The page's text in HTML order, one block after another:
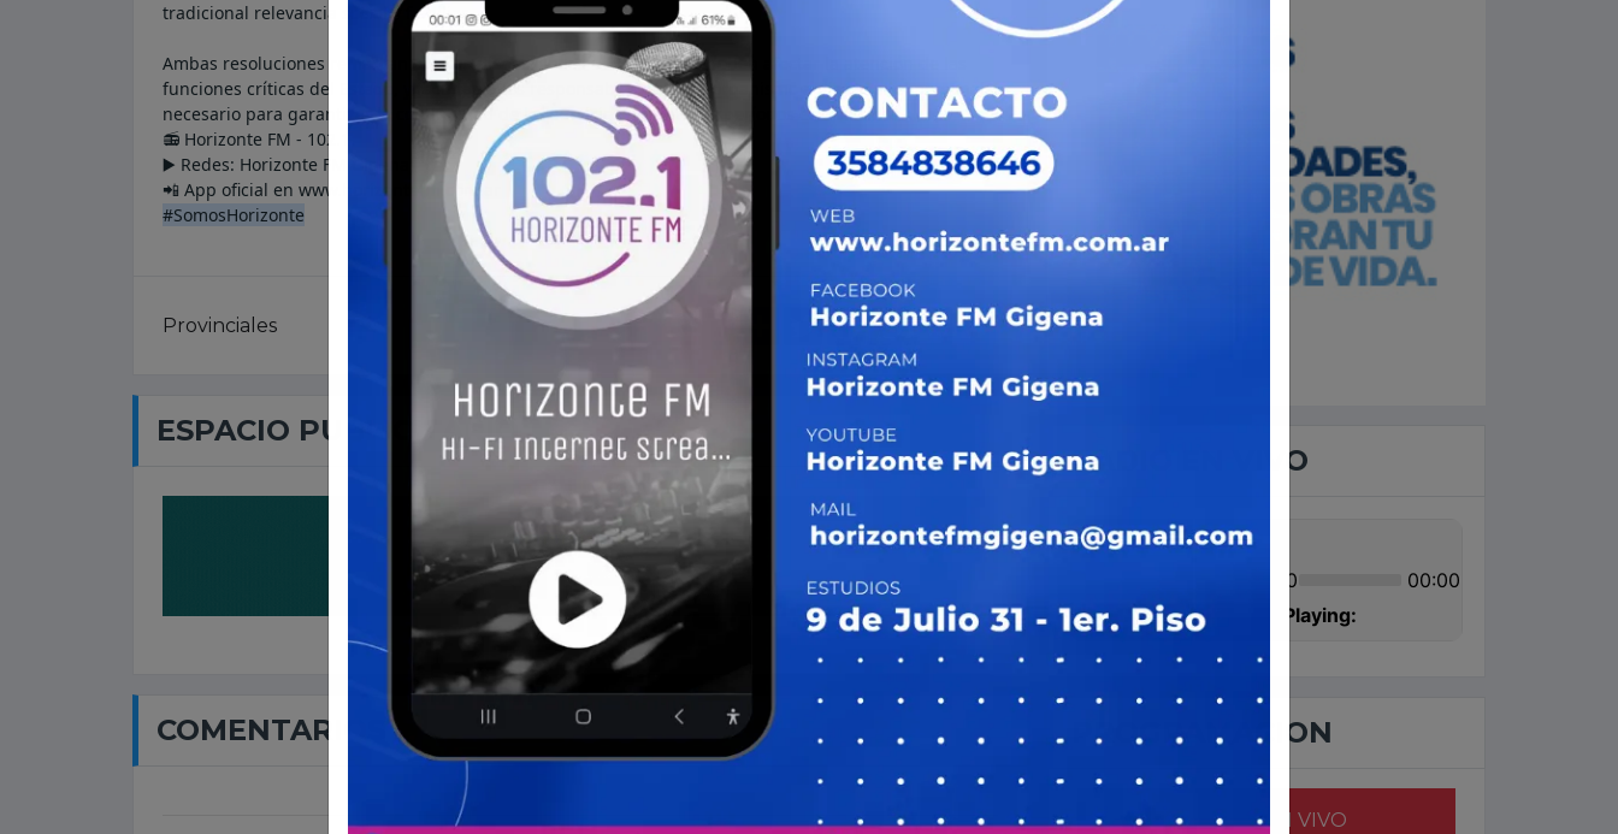
tradicional relevancia social y familiar.
Ambas resoluciones remarcan que las disposiciones adoptadas no deben afectar la atención de las
funciones críticas del Estado, y facultan a los responsables de cada organismo a disponer el personal
necesario para garantizar la continuidad de los servicios durante los períodos establecidos.
📻 Horizonte FM - 102.1
▶️ Redes: Horizonte FM Gigena
📲 App oficial en www.horizontefm.com.ar
#SomosHorizonte
Provinciales ShareTwitterFacebook
WhatsApp
TelegramMessenger
ESPACIO PUBLICITARIO
COMENTARIOS
RADIO EN VIVO
PROGRAMACION
AHORA EN VIVO